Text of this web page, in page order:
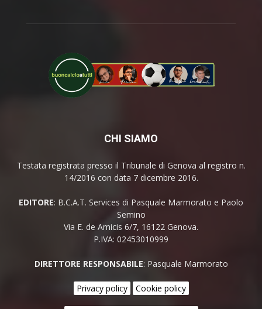
CHI SIAMO
Testata registrata presso il Tribunale di Genova al registro n.
14/2016 con data 7 dicembre 2016.
EDITORE: B.C.A.T. Services di Pasquale Marmorato e Paolo
Semino
Via E. de Amicis 6/7, 16122 Genova.
P.IVA: 02453010999
DIRETTORE RESPONSABILE: Pasquale Marmorato
Privacy policy Cookie policy